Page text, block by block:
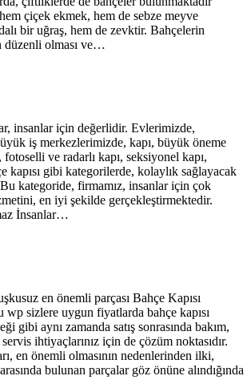
çiçek ekmek, hem de sebze meyve
bir uğraş, hem de zevktir. Bahçelerin
düzenli olması ve…
insanlar için değerlidir. Evlerimizde,
iş merkezlerimizde, kapı, büyük öneme
ve radarlı kapı, seksiyonel kapı,
kapısı gibi kategorilerde, kolaylık sağlayacak
kategoride, firmamız, insanlar için çok
en iyi şekilde gerçekleştirmektedir.
İnsanlar…
en önemli parçası Bahçe Kapısı
wp sizlere uygun fiyatlarda bahçe kapısı
gibi aynı zamanda satış sonrasında bakım,
ihtiyaçlarınız için de çözüm noktasıdır.
en önemli olmasının nedenlerinden ilki,
bulunan parçalar göz önüne alındığında